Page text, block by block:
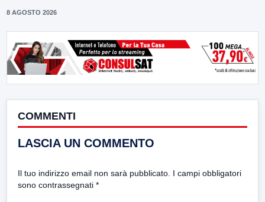
8 AGOSTO 2026
COMMENTI
LASCIA UN COMMENTO
Il tuo indirizzo email non sarà pubblicato. I campi obbligatori
sono contrassegnati *